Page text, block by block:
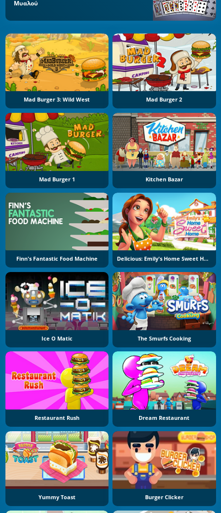
Μυαλού
Mad Burger 3: Wild West Mad Burger 2
Mad Burger 1 Kitchen Bazar
Finn's Fantastic Food Machine Delicious: Emily's Home Sweet Home
Ice O Matic The Smurfs Cooking
Restaurant Rush Dream Restaurant
Yummy Toast Burger Clicker